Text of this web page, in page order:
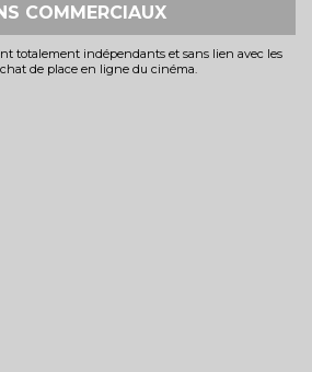
COMMERCIAUX
totalement indépendants et sans lien avec les
de place en ligne du cinéma.